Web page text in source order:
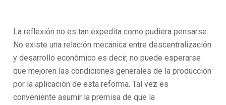
La reflexión no es tan expedita como pudiera pensarse.
No existe una relación mecánica entre descentralización
y desarrollo económico es decir, no puede esperarse
que mejoren las condiciones generales de la producción
por la aplicación de esta reforma. Tal vez es
conveniente asumir la premisa de que la